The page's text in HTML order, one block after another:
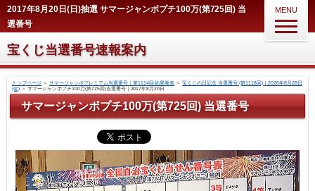
2017年8月20日(日)抽選 サマージャンボプチ100万(第725回) 当
選番号
宝くじ当選番号速報案内
MENU
トップページ＞ サマージャンボプレミアム当選番号｜第1114回 結果発表 ＞宝くじの日記念 当選番号 (第1118回)｜2026年8月28日
(金)＞ サマージャンボプチ100万(第725回)当選番号｜2017年8月20日
サマージャンボプチ100万(第725回) 当選番号